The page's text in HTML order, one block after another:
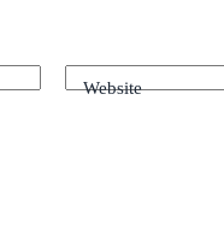
Website